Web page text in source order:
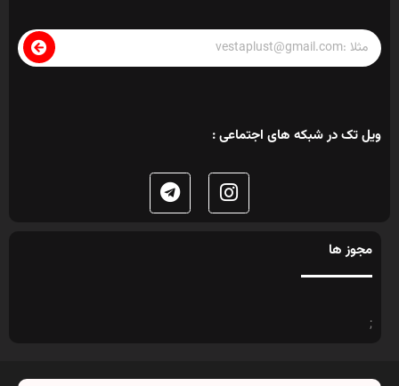
ویل تک در شبکه های اجتماعی :
مجوز ها
;